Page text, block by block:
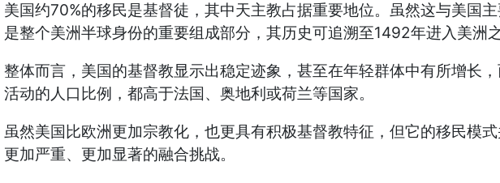
美国约70%的移民是基督徒，其中天主教占据重要地位。虽然这与美国
是整个美洲半球身份的重要组成部分，其历史可追溯至1492年进入美洲
整体而言，美国的基督教显示出稳定迹象，甚至在年轻群体中有所增长，
活动的人口比例，都高于法国、奥地利或荷兰等国家。
虽然美国比欧洲更加宗教化，也更具有积极基督教特征，但它的移民模
更加严重、更加显著的融合挑战。